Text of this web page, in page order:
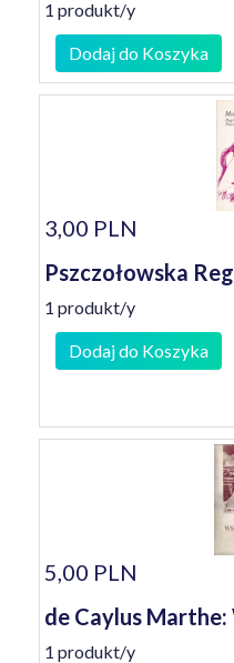
1 produkt/y
Dodaj do Koszyka
3,00 PLN
Pszczołowska
1 produkt/y
Dodaj do Koszyka
5,00 PLN
de Caylus Marthe:
1 produkt/y